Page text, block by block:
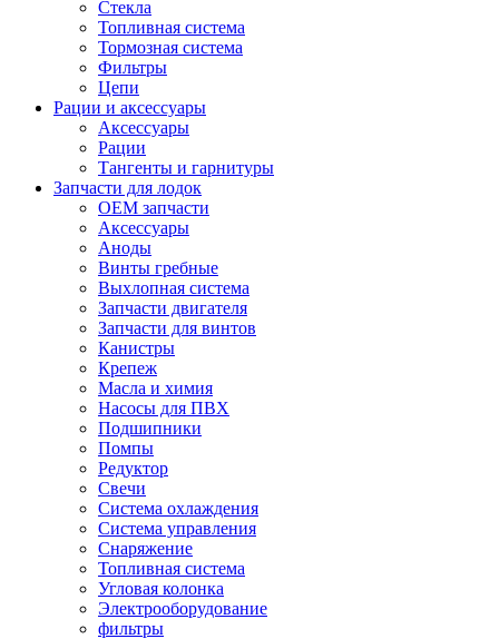
Стекла
Топливная система
Тормозная система
Фильтры
Цепи
Рации и аксессуары
Аксессуары
Рации
Тангенты и гарнитуры
Запчасти для лодок
OEM запчасти
Аксессуары
Аноды
Винты гребные
Выхлопная система
Запчасти двигателя
Запчасти для винтов
Канистры
Крепеж
Масла и химия
Насосы для ПВХ
Подшипники
Помпы
Редуктор
Свечи
Система охлаждения
Система управления
Снаряжение
Топливная система
Угловая колонка
Электрооборудование
фильтры